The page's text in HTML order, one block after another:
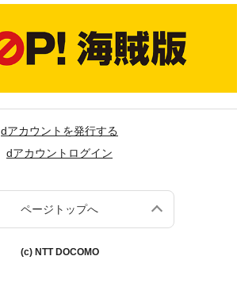
dアカウントを発行する
dアカウントログイン
ページトップへ
(c) NTT DOCOMO